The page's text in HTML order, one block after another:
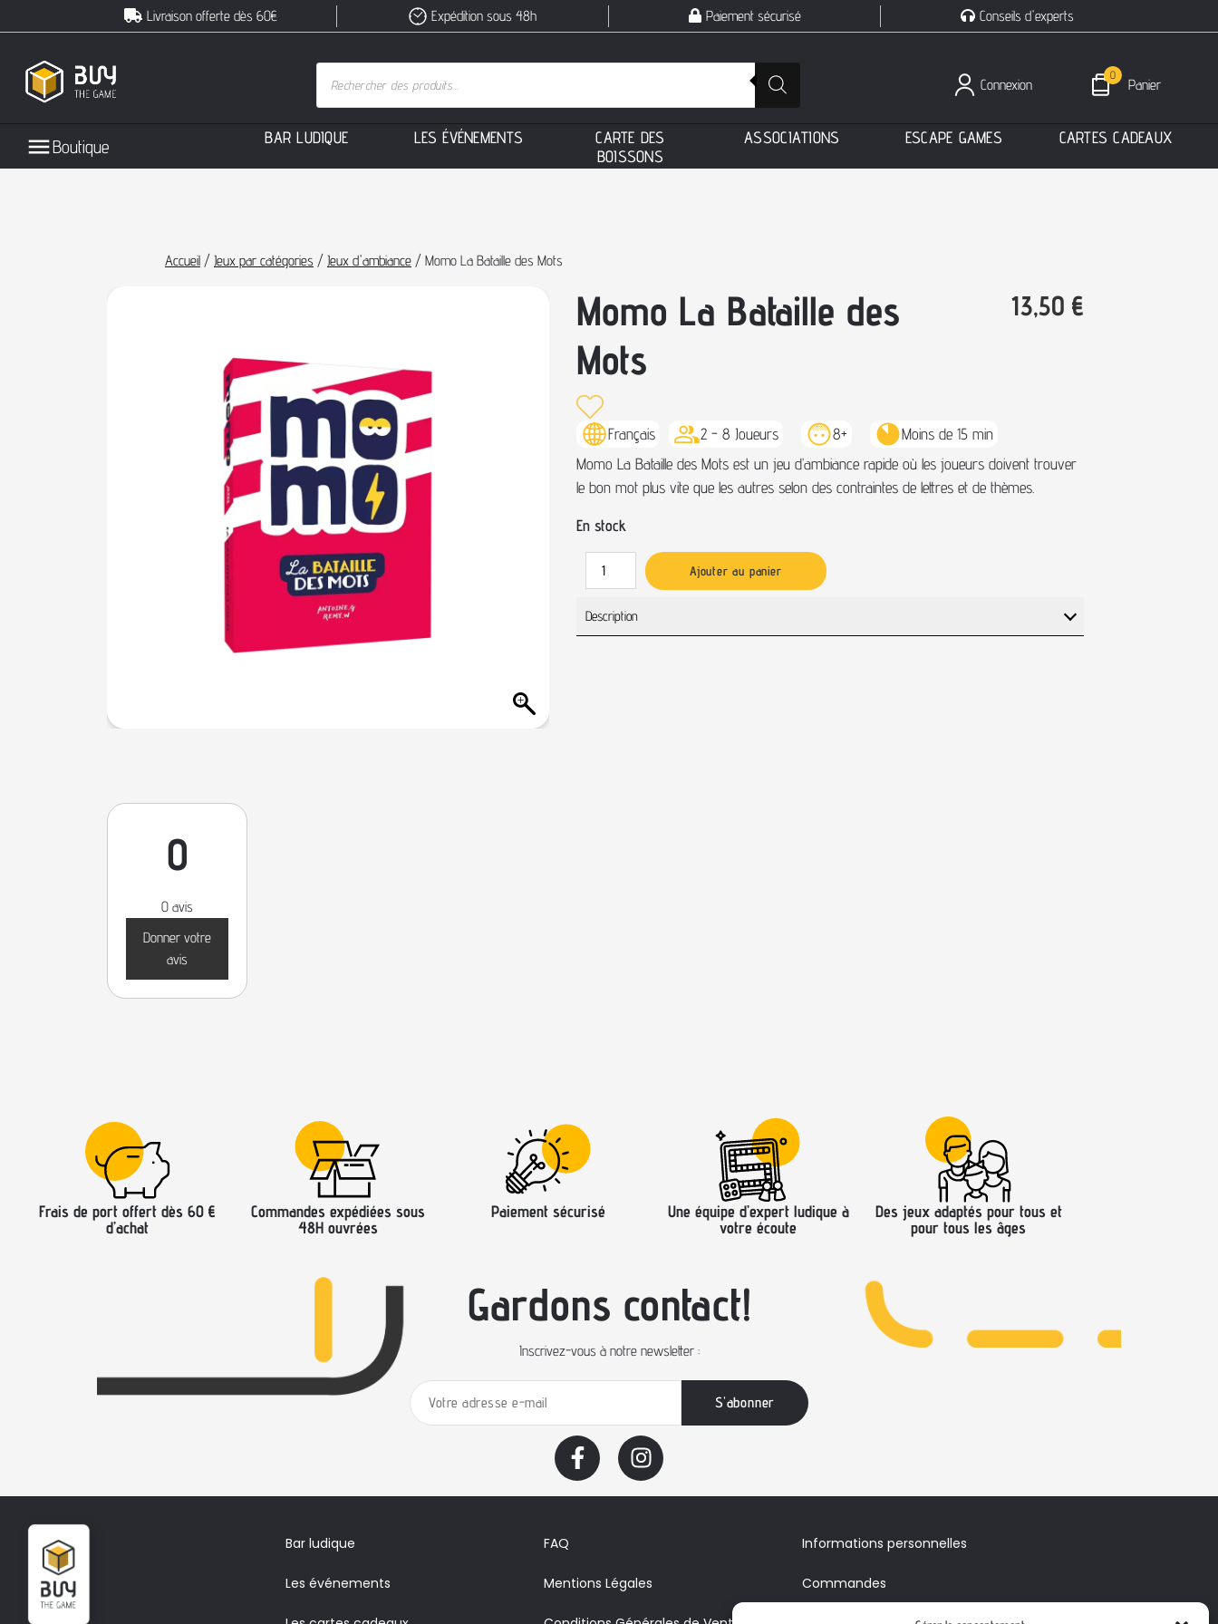
Livraison offerte dès 60€ Expédition sous 48h Paiement sécurisé Conseils d'experts
0
Panier
Connexion
Boutique BAR LUDIQUE LES ÉVÉNEMENTS CARTE DES
BOISSONS
ASSOCIATIONS ESCAPE GAMES CARTES CADEAUX
Accueil / Jeux par catégories / Jeux d'ambiance / Momo La Bataille des Mots
Momo La Bataille des
Mots
13,50 €
Français 2 - 8 Joueurs 8+
Moins de 15 min
Momo La Bataille des Mots est un jeu d’ambiance rapide où les joueurs doivent trouver
le bon mot plus vite que les autres selon des contraintes de lettres et de thèmes.
En stock
Ajouter au panier
Description
0
0 avis
Donner votre
avis
Frais de port offert dès 60 €
d’achat
Commandes expédiées sous
48H ouvrées
Paiement sécurisé
Une équipe d’expert ludique à
votre écoute
Des jeux adaptés pour tous et
pour tous les âges
Gardons contact!
Inscrivez-vous à notre newsletter :
Bar ludique
Les événements
FAQ
Mentions Légales
Informations personnelles
Commandes